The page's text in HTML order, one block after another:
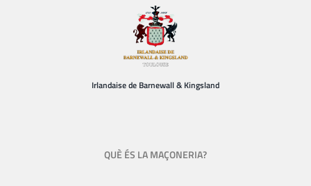
Irlandaise de Barnewall & Kingsland
QUÈ ÉS LA MAÇONERIA?